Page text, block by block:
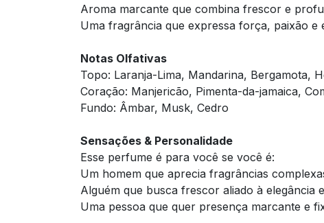
Aroma marcante que combina frescor e
Uma fragrância que expressa força, paixão e
Notas Olfativas
Topo: Laranja-Lima, Mandarina, Bergamota,
Coração: Manjericão, Pimenta-da-jamaica,
Fundo: Âmbar, Musk, Cedro
Sensações & Personalidade
Esse perfume é para você se você é:
Um homem que aprecia fragrâncias
Alguém que busca frescor aliado à elegância
Uma pessoa que quer presença marcante e